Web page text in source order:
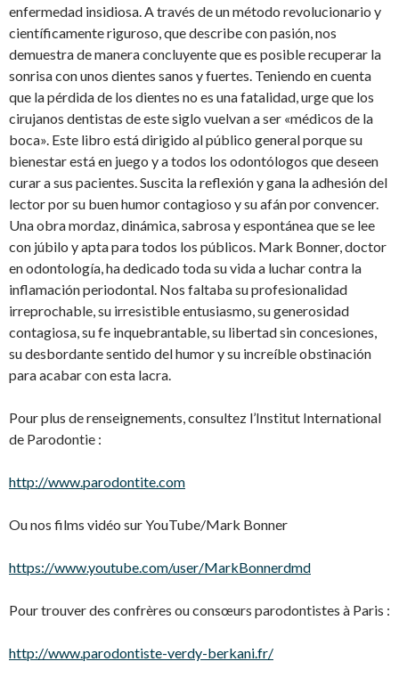
enfermedad insidiosa. A través de un método revolucionario y
científicamente riguroso, que describe con pasión, nos
demuestra de manera concluyente que es posible recuperar la
sonrisa con unos dientes sanos y fuertes. Teniendo en cuenta
que la pérdida de los dientes no es una fatalidad, urge que los
cirujanos dentistas de este siglo vuelvan a ser «médicos de la
boca». Este libro está dirigido al público general porque su
bienestar está en juego y a todos los odontólogos que deseen
curar a sus pacientes. Suscita la reflexión y gana la adhesión del
lector por su buen humor contagioso y su afán por convencer.
Una obra mordaz, dinámica, sabrosa y espontánea que se lee
con júbilo y apta para todos los públicos. Mark Bonner, doctor
en odontología, ha dedicado toda su vida a luchar contra la
inflamación periodontal. Nos faltaba su profesionalidad
irreprochable, su irresistible entusiasmo, su generosidad
contagiosa, su fe inquebrantable, su libertad sin concesiones,
su desbordante sentido del humor y su increíble obstinación
para acabar con esta lacra.
Pour plus de renseignements, consultez l’Institut International
de Parodontie :
http://www.parodontite.com
Ou nos films vidéo sur YouTube/Mark Bonner
https://www.youtube.com/user/MarkBonnerdmd
Pour trouver des confrères ou consœurs parodontistes à Paris :
http://www.parodontiste-verdy-berkani.fr/